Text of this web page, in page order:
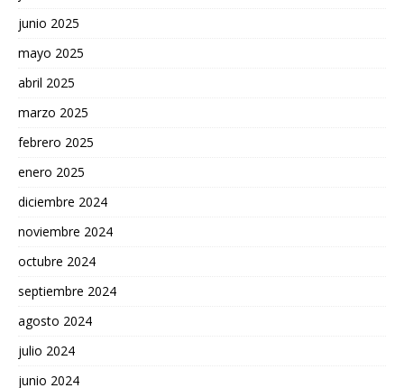
junio 2025
mayo 2025
abril 2025
marzo 2025
febrero 2025
enero 2025
diciembre 2024
noviembre 2024
octubre 2024
septiembre 2024
agosto 2024
julio 2024
junio 2024